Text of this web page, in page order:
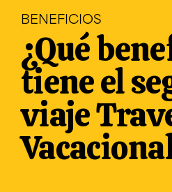
BENEFICIOS
¿Qué
tiene el
viaje